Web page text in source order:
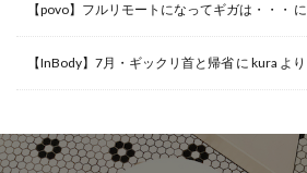
【povo】フルリモートになってギガは・・・ に
【InBody】7月・ギックリ首と帰省 に kura より